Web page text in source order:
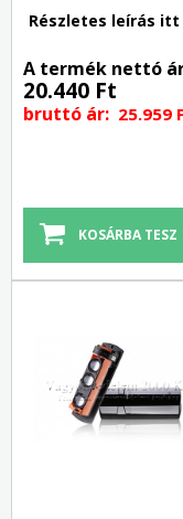
Részletes leírás itt
A termék nettó
20.440 Ft
bruttó ár: 25.959